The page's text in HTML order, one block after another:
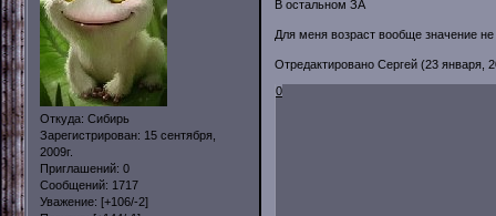
Откуда: Сибирь
Зарегистрирован: 15 сентября,
2009г.
Приглашений: 0
Сообщений: 1717
Уважение: [+106/-2]
В остальном ЗА
Для меня возраст вообще значение
Отредактировано Сергей (23 января,
0